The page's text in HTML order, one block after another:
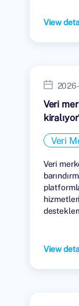
View
Veri
Veri
Veri
View